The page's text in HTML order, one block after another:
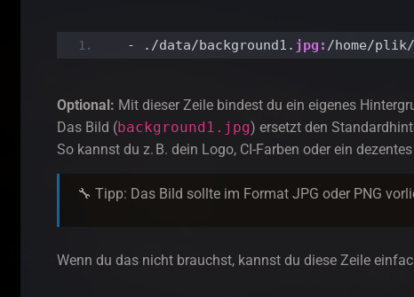
  - ./data/background1.
jpg: /home/
Optional: Mit dieser Zeile bindest du ein eigenes
Das Bild (background1.jpg) ersetzt den
So kannst du z. B. dein Logo, CI-Farben oder ein
🔧 Tipp: Das Bild sollte im Format JPG oder PNG
Wenn du das nicht brauchst, kannst du diese Zeile